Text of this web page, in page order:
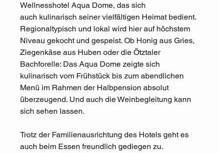
Wellnesshotel Aqua Dome, das sich
auch kulinarisch seiner vielfältigen Heimat bedient.
Regionaltypisch und lokal wird hier auf höchstem
Niveau gekocht und gespeist. Ob Honig aus Gries,
Ziegenkäse aus Huben oder die Ötztaler
Bachforelle: Das Aqua Dome zeigte sich
kulinarisch vom Frühstück bis zum abendlichen
Menü im Rahmen der Halbpension absolut
überzeugend. Und auch die Weinbegleitung kann
sich sehen lassen.
Trotz der Familienausrichtung des Hotels geht es
auch beim Essen freundlich gediegen zu.